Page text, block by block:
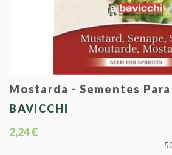
Mostarda - Sementes
BAVICCHI
2,24 €